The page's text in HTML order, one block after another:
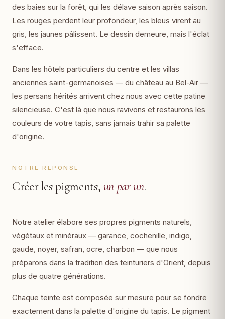
des baies sur la forêt, qui les délave saison après saison.
Les rouges perdent leur profondeur, les bleus virent au
gris, les jaunes pâlissent. Le dessin demeure, mais l'éclat
s'efface.
Dans les hôtels particuliers du centre et les villas
anciennes saint-germanoises — du château au Bel-Air —
les persans hérités arrivent chez nous avec cette patine
silencieuse. C'est là que nous ravivons et restaurons les
couleurs de votre tapis, sans jamais trahir sa palette
d'origine.
NOTRE RÉPONSE
Créer les pigments, un par un.
Notre atelier élabore ses propres pigments naturels,
végétaux et minéraux — garance, cochenille, indigo,
gaude, noyer, safran, ocre, charbon — que nous
préparons dans la tradition des teinturiers d'Orient, depuis
plus de quatre générations.
Chaque teinte est composée sur mesure pour se fondre
exactement dans la palette d'origine du tapis. Le pigment